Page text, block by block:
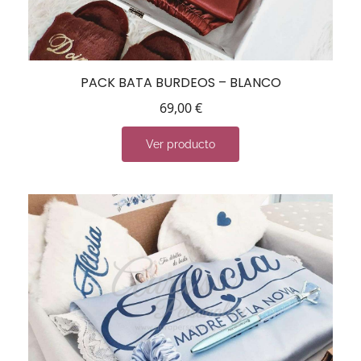
PACK BATA BURDEOS – BLANCO
69,00€
Ver producto